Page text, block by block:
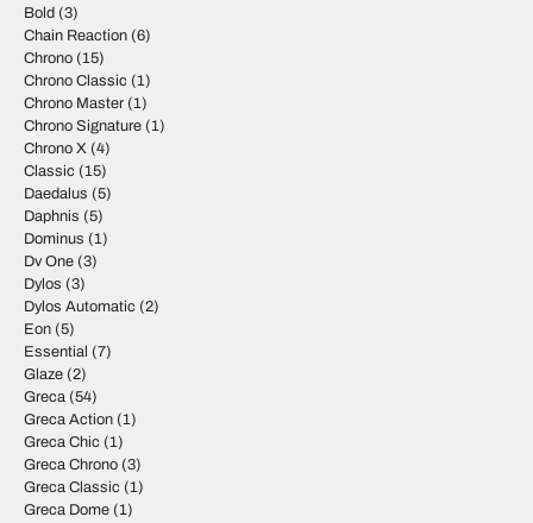
Bold (3)
Chain Reaction (6)
Chrono (15)
Chrono Classic (1)
Chrono Master (1)
Chrono Signature (1)
Chrono X (4)
Classic (15)
Daedalus (5)
Daphnis (5)
Dominus (1)
Dv One (3)
Dylos (3)
Dylos Automatic (2)
Eon (5)
Essential (7)
Glaze (2)
Greca (54)
Greca Action (1)
Greca Chic (1)
Greca Chrono (3)
Greca Classic (1)
Greca Dome (1)